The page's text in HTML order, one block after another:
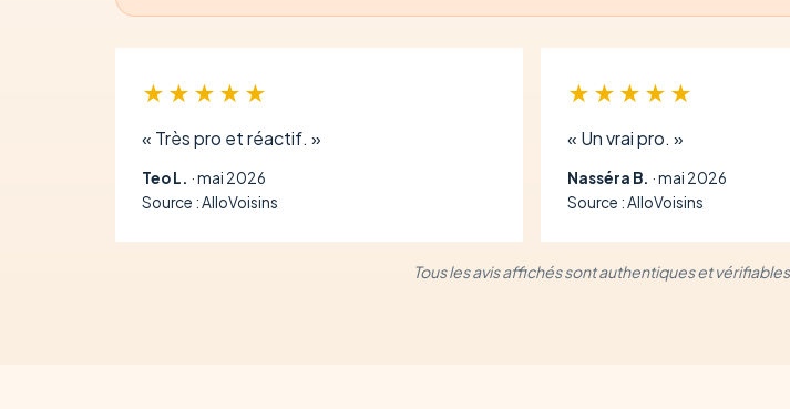
★★★★★
« Très pro et réactif. »
Teo L. · mai 2026
Source : AlloVoisins
★★★★★
« Un vrai pro. »
Nasséra B. · mai 2026
Source : AlloVoisins
Tous les avis affichés sont authentiques et